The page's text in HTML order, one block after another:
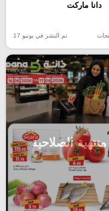
دانا ماركت
تم النشر في يونيو 17
منتهية الصلاحية